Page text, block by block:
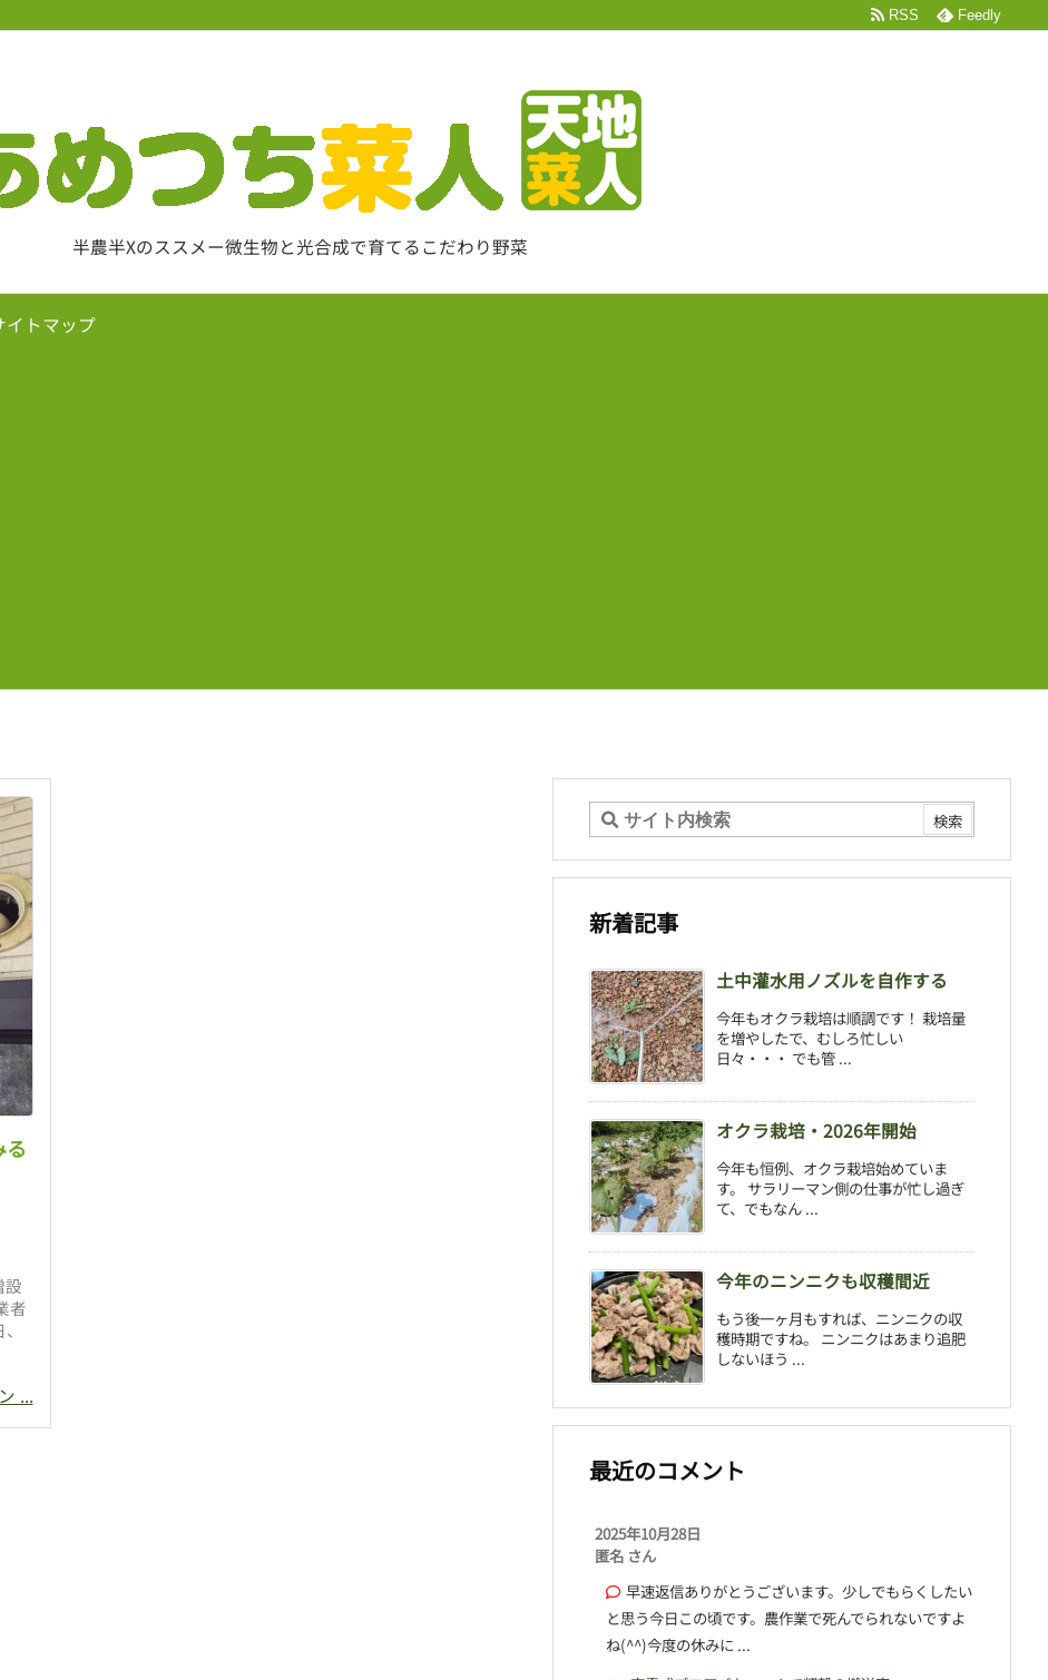
半農半Xのススメー微生物と光合成で育てるこだわり野菜
イトマップ
RSS Feedly
設
者
...
新着記事
土中灌水用ノズルを自作する
今年もオクラ栽培は順調です！ 栽培量
を増やしたで、むしろ忙しい
日々・・・ でも管 ...
オクラ栽培・2026年開始
今年も恒例、オクラ栽培始めていま
す。 サラリーマン側の仕事が忙し過ぎ
て、でもなん ...
今年のニンニクも収穫間近
もう後一ヶ月もすれば、ニンニクの収
穫時期ですね。 ニンニクはあまり追肥
しないほう ...
最近のコメント
2025年10月28日
匿名 さん
早速返信ありがとうございます。少しでもらくしたい
と思う今日この頃です。農作業で死んでられないですよ
ね(^^)今度の休みに ...